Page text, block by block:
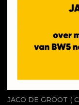
JACO DE GROOT (